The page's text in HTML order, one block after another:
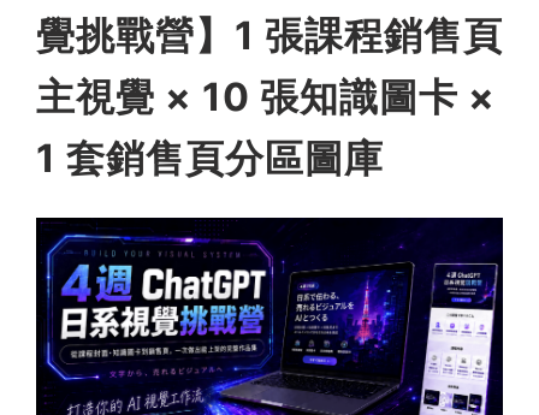
應用入門
AI 職場應用｜ChatGPT 進階
使用思維
習術
AI 職場應用｜NotebookLM
職場工作復盤術
職場思維與工作術｜時間管理
覺挑戰營】1 張課程銷售頁
主視覺 × 10 張知識圖卡 ×
1 套銷售頁分區圖庫